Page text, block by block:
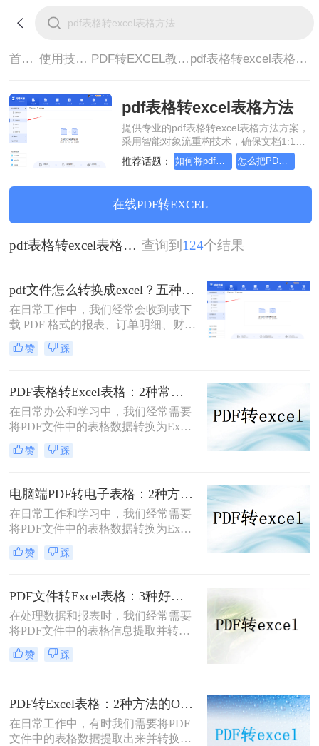
首页> 使用技巧> PDF转EXCEL教程> pdf表格转excel表格方法
pdf表格转excel表格方法
提供专业的pdf表格转excel表格方法方案，
采用智能对象流重构技术，确保文档1:1高
保真还原且排版不乱码。支持一键批量处
理，全链路 SSL 加密保障隐私安全。助您
装，高效办公。
推荐话题： 如何将pdf转换成换为excel，转换成转换成大师帮你解决 怎么把PDF转Excel，转转大师帮你解决
在线PDF转EXCEL
pdf表格转excel表格方法 查询到 124个结果
pdf文件怎么转换成excel？五种免费方法帮你解决！
在日常工作中，我们经常会收到或下
载 PDF 格式的报表、订单明细、财务
数据等文件。这些内容若以 PDF 形式
存在，无法直接进行筛选、排序、公
不便。将 PDF 转换为 Excel 格式，是
释放数据价值的必要步骤。那么PDF
文件怎么转换成 Excel呢？本文从转
换精度、操作难度、处理速度、批量
能力、隐私安全五个维度，对比五种
主流方案，帮助您根据实际场景快速
赞 踩
PDF表格转Excel表格：2种常用方法的对齐和格式保留效果对比！
在日常办公和学习中，我们经常需要
将PDF文件中的表格数据转换为Excel
格式，以便进行进一步的数据处理和
分析。那么pdf表格怎么转换成excel表
Excel的方法。
赞 踩
电脑端PDF转电子表格：2种方法的操作差异和Excel版本适配！
在日常工作和学习中，我们经常需要
将PDF文件中的表格数据转换为Excel
电子表格，以便进行更高效的数据处
理和分析。那么电脑上pdf文件如何转
PDF文件转化为电子表格的方法。
赞 踩
PDF文件转Excel表格：3种好用方法的识别准确率和操作难度对比！
在处理数据和报表时，我们经常需要
将PDF文件中的表格信息提取并转换
为Excel格式，以便进行进一步的数据
分析和处理。那么pdf文件怎么转换成
赞 踩
PDF转Excel表格：2种方法的OCR识别设置决定输出质量！
在日常工作中，有时我们需要将PDF
文件中的表格数据提取出来并转换为